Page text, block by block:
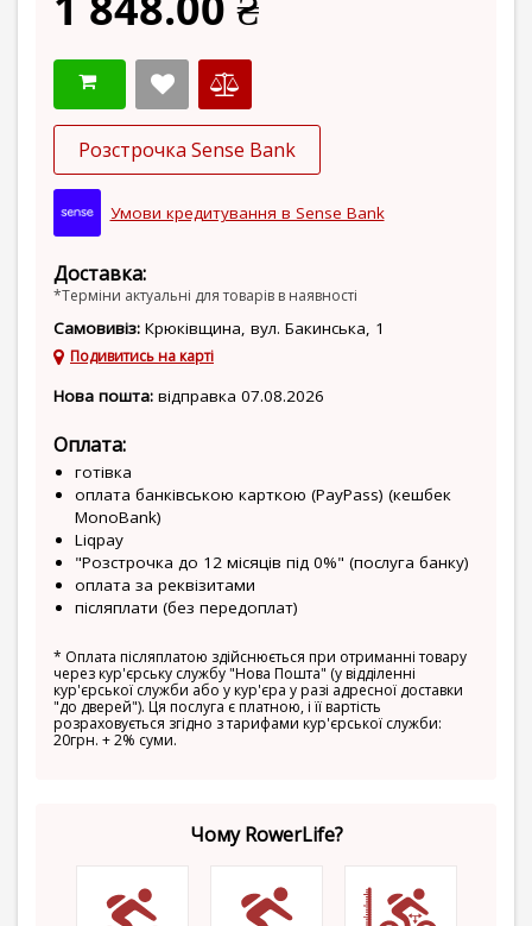
Розстрочка Sense Bank
Умови кредитування в Sense Bank
Доставка:
*Терміни актуальні для товарів в наявності
Самовивіз: Крюківщина, вул. Бакинська, 1
Подивитись на карті
Нова пошта: відправка 07.08.2026
Оплата:
готівка
оплата банківською карткою (PayPass) (кешбек
MonoBank)
Liqpay
"Розстрочка до 12 місяців під 0%" (послуга банку)
оплата за реквізитами
післяплати (без передоплат)
* Оплата післяплатою здійснюється при отриманні товару
через кур'єрську службу "Нова Пошта" (у відділенні
кур'єрської служби або у кур'єра у разі адресної доставки
"до дверей"). Ця послуга є платною, і її вартість
розраховується згідно з тарифами кур'єрської служби:
20грн. + 2% суми.
Чому RowerLife?